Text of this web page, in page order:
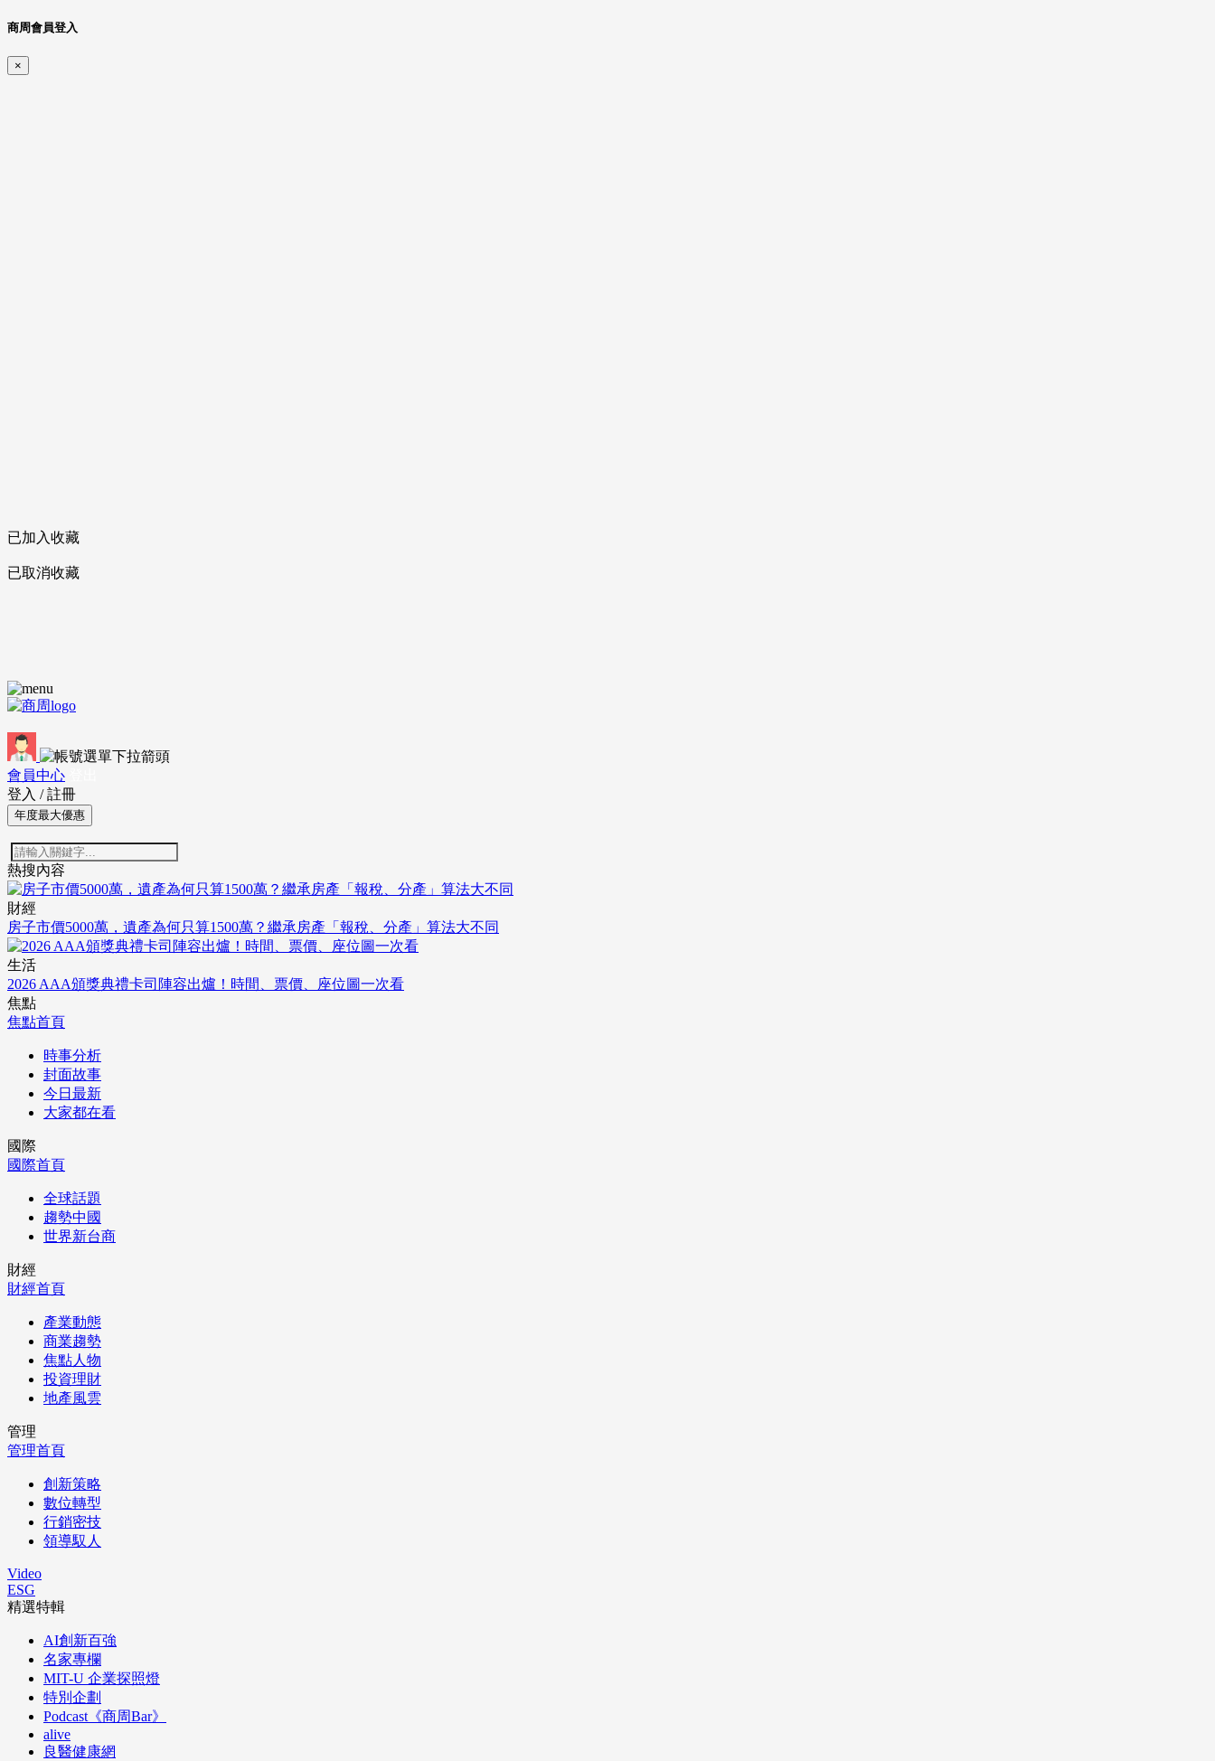
商周會員登入
×
已加入收藏
已取消收藏
會員中心
登入 / 註冊
年度最大優惠
熱搜內容
財經
房子市價5000萬，遺產為何只算1500萬？繼承房產「報稅、分產」算法大不同
生活
2026 AAA頒獎典禮卡司陣容出爐！時間、票價、座位圖一次看
焦點
焦點首頁
時事分析
封面故事
今日最新
大家都在看
國際
國際首頁
全球話題
趨勢中國
世界新台商
財經
財經首頁
產業動態
商業趨勢
焦點人物
投資理財
地產風雲
管理
管理首頁
創新策略
數位轉型
行銷密技
領導馭人
Video
ESG
精選特輯
AI創新百強
名家專欄
MIT-U 企業探照燈
特別企劃
Podcast《商周Bar》
alive
良醫健康網